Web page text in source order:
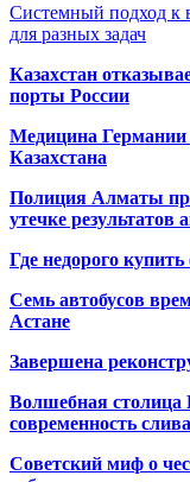
Системный подход к
для разных задач
Казахстан
порты России
Медицина Германии
Казахстана
Полиция Алматы
утечке
Где недорого
Семь автобусов
Астане
Завершена
Волшебная столица
современность
Советский миф о